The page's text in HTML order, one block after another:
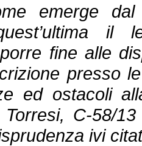
emerge dal
il
fine alle
presso
ed ostacoli
C‑58/
ivi